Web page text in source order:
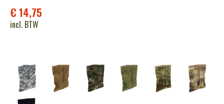
€14,75
incl. BTW